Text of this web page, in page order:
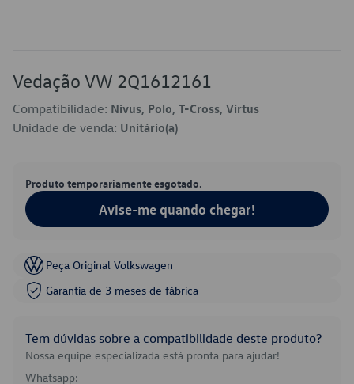
Vedação VW 2Q1612161
Compatibilidade: Nivus, Polo, T-Cross, Virtus
Unidade de venda: Unitário(a)
Produto temporariamente esgotado.
Avise-me quando chegar!
Peça Original Volkswagen
Garantia de 3 meses de fábrica
Tem dúvidas sobre a compatibilidade deste produto?
Nossa equipe especializada está pronta para ajudar!
Whatsapp: